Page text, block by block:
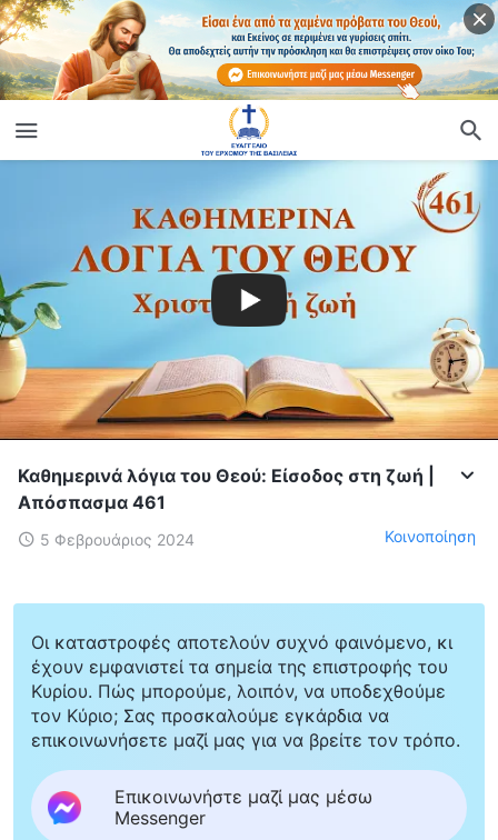
Καθημερινά λόγια του Θεού: Είσοδος στη ζωή |
Απόσπασμα 461
5 Φεβρουάριος 2024 Κοινοποίηση
Οι καταστροφές αποτελούν συχνό φαινόμενο, κι
έχουν εμφανιστεί τα σημεία της επιστροφής του
Κυρίου. Πώς μπορούμε, λοιπόν, να υποδεχθούμε
τον Κύριο; Σας προσκαλούμε εγκάρδια να
επικοινωνήσετε μαζί μας για να βρείτε τον τρόπο.
Επικοινωνήστε μαζί μας μέσω
Messenger